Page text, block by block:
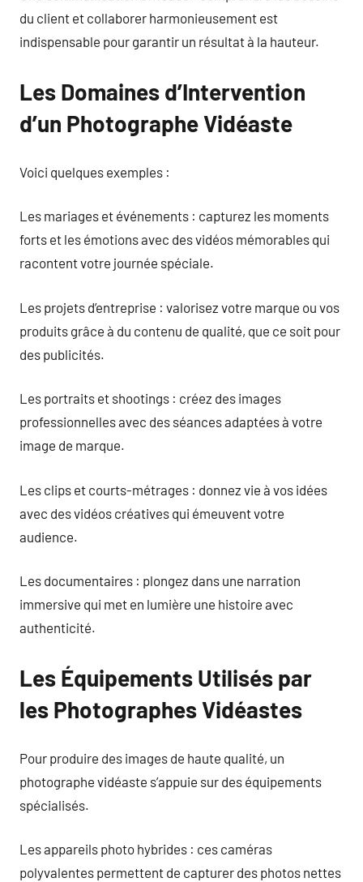
du client et collaborer harmonieusement est
indispensable pour garantir un résultat à la hauteur.
Les Domaines d’Intervention
d’un Photographe Vidéaste
Voici quelques exemples :
Les mariages et événements : capturez les moments
forts et les émotions avec des vidéos mémorables qui
racontent votre journée spéciale.
Les projets d’entreprise : valorisez votre marque ou vos
produits grâce à du contenu de qualité, que ce soit pour
des publicités.
Les portraits et shootings : créez des images
professionnelles avec des séances adaptées à votre
image de marque.
Les clips et courts-métrages : donnez vie à vos idées
avec des vidéos créatives qui émeuvent votre
audience.
Les documentaires : plongez dans une narration
immersive qui met en lumière une histoire avec
authenticité.
Les Équipements Utilisés par
les Photographes Vidéastes
Pour produire des images de haute qualité, un
photographe vidéaste s’appuie sur des équipements
spécialisés.
Les appareils photo hybrides : ces caméras
polyvalentes permettent de capturer des photos nettes